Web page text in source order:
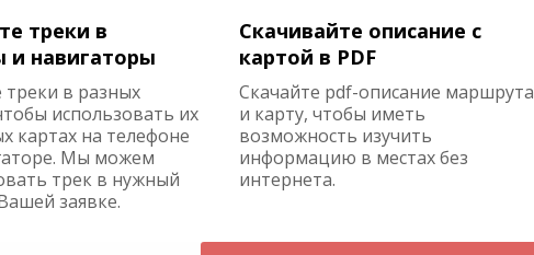
треки в
и навигаторы
треки в разных
использовать их
картах на телефоне
Мы можем
трек в нужный
заявке.
Скачивайте описание с
картой в PDF
Скачайте pdf-описание маршрута
и карту, чтобы иметь
возможность изучить
информацию в местах без
интернета.